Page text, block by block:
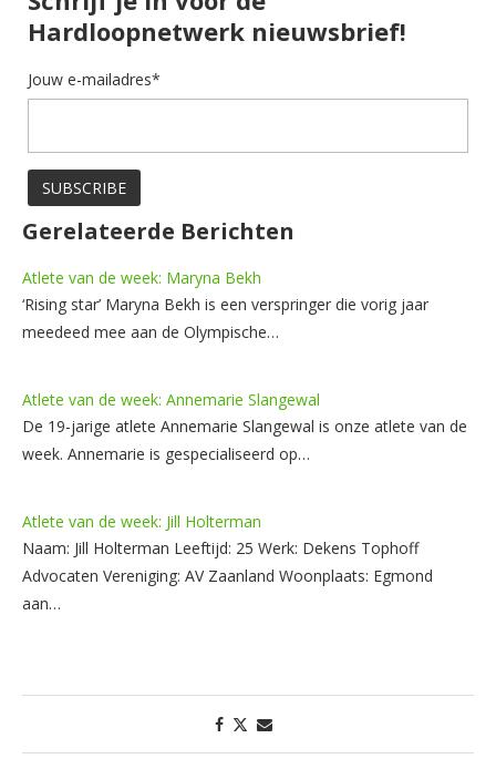
Hardloopnetwerk nieuwsbrief!
Jouw e-mailadres*
Gerelateerde Berichten
Atlete van de week: Maryna Bekh
‘Rising star’ Maryna Bekh is een verspringer die vorig jaar
meedeed mee aan de Olympische…
Atlete van de week: Annemarie Slangewal
De 19-jarige atlete Annemarie Slangewal is onze atlete van de
week. Annemarie is gespecialiseerd op…
Atlete van de week: Jill Holterman
Naam: Jill Holterman Leeftijd: 25 Werk: Dekens Tophoff
Advocaten Vereniging: AV Zaanland Woonplaats: Egmond
aan…